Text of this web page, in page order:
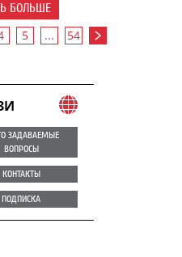
БОЛЬШЕ
5 ... 54
ЗАДАВАЕМЫЕ
ВОПРОСЫ
КОНТАКТЫ
ПОДПИСКА